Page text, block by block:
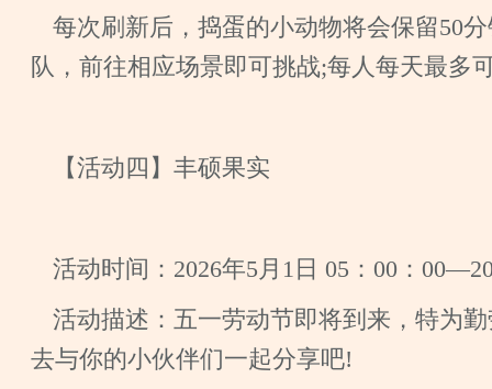
每次刷新后，捣蛋的小动物将会保留50
队，前往相应场景即可挑战;每人每天最多
【活动四】丰硕果实
活动时间：2026年5月1日 05：00：
活动描述：五一劳动节即将到来，特为
去与你的小伙伴们一起分享吧!